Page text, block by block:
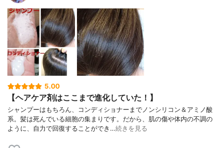
5.00
【ヘアケア剤はここまで進化していた！】
シャンプーはもちろん、コンディショナーまでノンシリコン＆アミノ酸
系。髪は死んでいる細胞の集まりです。だから、肌の傷や体内の不調の
ように、自力で回復することができ…続きを見る